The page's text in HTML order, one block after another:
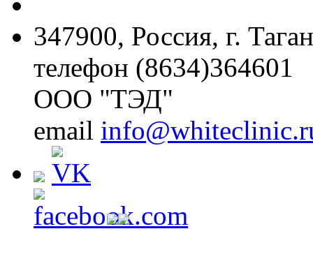
347900, Россия, г.
телефон (8634)364601
ООО "ТЭД"
email